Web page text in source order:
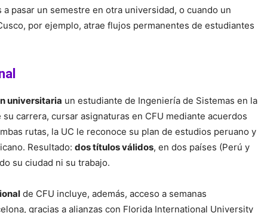
pasar un semestre en otra universidad, o cuando un
por ejemplo, atrae flujos permanentes de estudiantes
universitaria un estudiante de Ingeniería de Sistemas en la
carrera, cursar asignaturas en CFU mediante acuerdos
rutas, la UC le reconoce su plan de estudios peruano y
Resultado: dos títulos válidos, en dos países (Perú y
su ciudad ni su trabajo.
de CFU incluye, además, acceso a semanas
gracias a alianzas con Florida International University